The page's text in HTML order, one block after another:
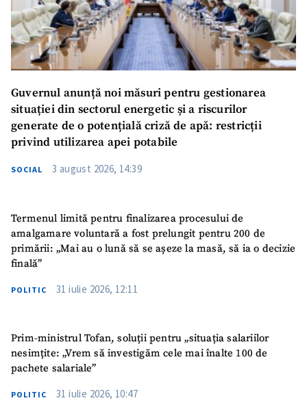
Guvernul anunță noi măsuri pentru gestionarea
situației din sectorul energetic și a riscurilor
generate de o potențială criză de apă: restricții
privind utilizarea apei potabile
SOCIAL 3 august 2026, 14:39
Termenul limită pentru finalizarea procesului de
amalgamare voluntară a fost prelungit pentru 200 de
primării: „Mai au o lună să se așeze la masă, să ia o decizie
finală”
POLITIC 31 iulie 2026, 12:11
Prim-ministrul Tofan, soluții pentru „situația salariilor
nesimțite: „Vrem să investigăm cele mai înalte 100 de
pachete salariale”
POLITIC 31 iulie 2026, 10:47